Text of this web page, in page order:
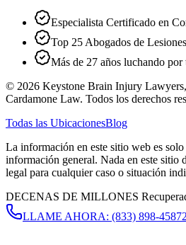
Especialista Certificado en
Top 25 Abogados de
Más de 27 años luchando por
© 2026 Keystone Brain Injury
Cardamone Law. Todos los derechos
Todas las UbicacionesBlog
La información en este sitio web es
información general. Nada en este sitio
legal para cualquier caso o situación
DECENAS DE MILLONES
LLAME AHORA: (833) 898-4587